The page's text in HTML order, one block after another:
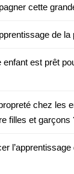
cette
de la
est prêt
chez les
filles et garçons